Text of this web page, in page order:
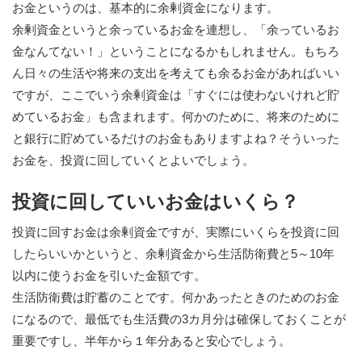
お金というのは、基本的に余剰資金になります。
余剰資金というと余っているお金を連想し、「余っているお
金なんてない！」ということになるかもしれません。もちろ
ん日々の生活や将来の支出を考えても余るお金があればいい
ですが、ここでいう余剰資金は「すぐには使わないけれど貯
めているお金」も含まれます。何かのために、将来のために
と銀行に貯めているだけのお金もありますよね？そういった
お金を、投資に回していくとよいでしょう。
投資に回していいお金はいくら？
投資に回すお金は余剰資金ですが、実際にいくらを投資に回
したらいいかというと、余剰資金から生活防衛費と5～10年
以内に使うお金を引いた金額です。
生活防衛費は貯蓄のことです。何かあったときのためのお金
になるので、最低でも生活費の3カ月分は確保しておくことが
重要ですし、半年から１年分あると安心でしょう。